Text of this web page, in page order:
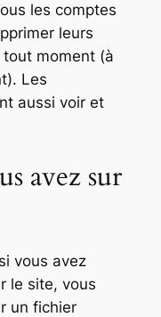
les comptes
leurs
moment (à
Les
aussi voir et
avez sur
vous avez
le site, vous
un fichier